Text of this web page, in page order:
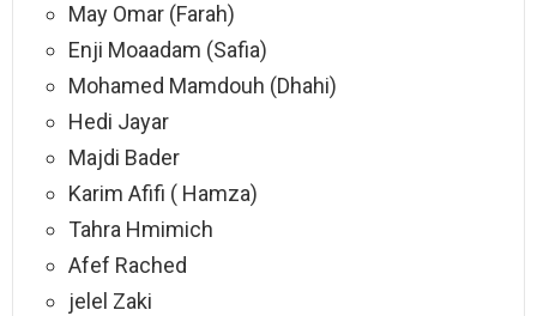
May Omar (Farah)
Enji Moaadam (Safia)
Mohamed Mamdouh (Dhahi)
Hedi Jayar
Majdi Bader
Karim Afifi ( Hamza)
Tahra Hmimich
Afef Rached
jelel Zaki